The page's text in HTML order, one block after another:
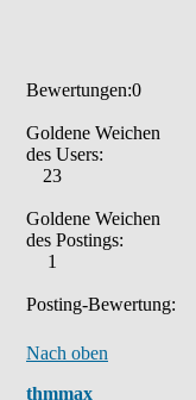
Bewertungen:0
Goldene Weichen
des Users:
23
Goldene Weichen
des Postings:
1
Posting-Bewertung:
Nach oben
thmmax